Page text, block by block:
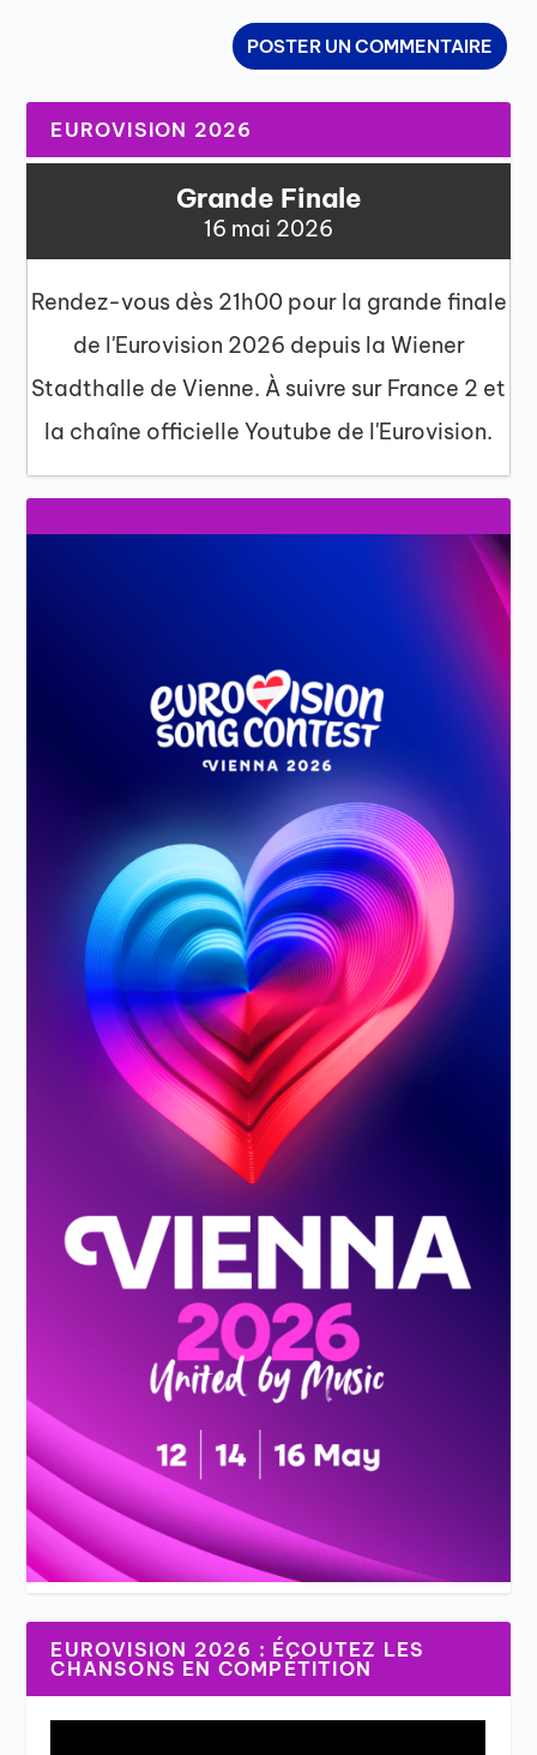
EUROVISION 2026
Grande Finale
16 mai 2026
Rendez-vous dès 21h00 pour la grande finale
de l'Eurovision 2026 depuis la Wiener
Stadthalle de Vienne. À suivre sur France 2 et
la chaîne officielle Youtube de l'Eurovision.
EUROVISION 2026 : ÉCOUTEZ LES
CHANSONS EN COMPÉTITION